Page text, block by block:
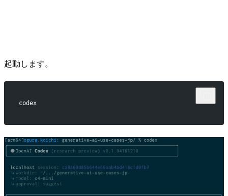
起動します。
codex